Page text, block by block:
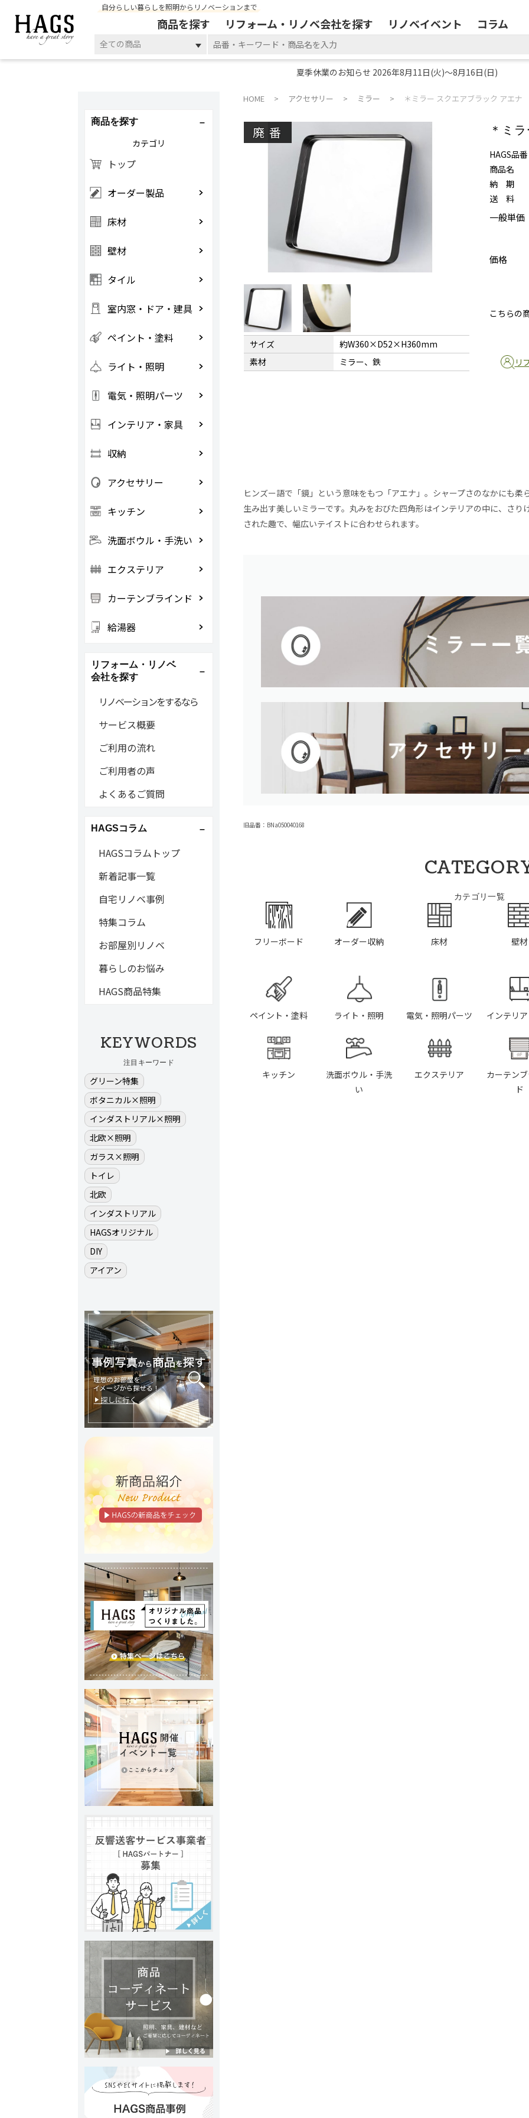
自分らしい暮らしを照明からリノベーションまで
商品を探す リフォーム・リノベ会社を探す リノベイベント コラム
全ての商品
夏季休業のお知らせ 2026年8月11日(火)～8月16日(日)
HOME アクセサリー ミラー ＊ミラー スクエアブラック アエナ
廃番
サイズ
約W360×D52×H360mm
素材
ミラー、鉄
＊ミ
HAGS品番
商品名
納 期
送 料
一般単価
価格
こちらの
リ
ヒンズー語で「鏡」という意味をもつ「アエナ」。シャープさのなかにも
生み出す美しいミラーです。丸みをおびた四角形はインテリアの中に、さ
された趣で、幅広いテイストに合わせられます。
旧品番：BNa050040168
カテゴリ一覧
フリーボード オーダー収納 床材 壁材
ペイント・塗料 ライト・照明 電気・照明パーツ インテリ
キッチン
洗面ボウル・手洗
い
エクステリア
カーテン
ド
商品を探す
カテゴリ
トップ
オーダー製品
床材
壁材
タイル
室内窓・ドア・建具
ペイント・塗料
ライト・照明
電気・照明パーツ
インテリア・家具
収納
アクセサリー
キッチン
洗面ボウル・手洗い
エクステリア
カーテンブラインド
給湯器
リフォーム・リノベ
会社を探す
リノベーションをするなら
サービス概要
ご利用の流れ
ご利用者の声
よくあるご質問
HAGSコラム
HAGSコラムトップ
新着記事一覧
自宅リノベ事例
特集コラム
お部屋別リノベ
暮らしのお悩み
HAGS商品特集
KEYWORDS
注目キーワード
グリーン特集
ボタニカル×照明
インダストリアル×照明
北欧×照明
ガラス×照明
トイレ
北欧
インダストリアル
HAGSオリジナル
DIY
アイアン